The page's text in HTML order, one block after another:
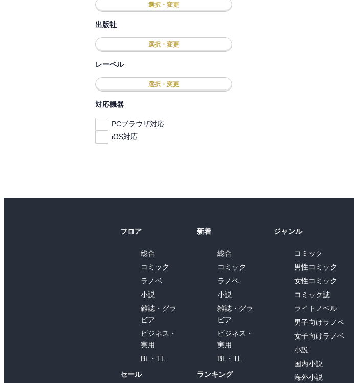
選択・変更
出版社
選択・変更
レーベル
選択・変更
対応機器
PCブラウザ対応
iOS対応
フロア
総合
コミック
ラノベ
小説
雑誌・グラ
ビア
ビジネス・
実用
BL・TL
セール
新着
総合
コミック
ラノベ
小説
雑誌・グラ
ビア
ビジネス・
実用
BL・TL
ランキング
ジャンル
コミック
男性コミック
女性コミック
コミック誌
ライトノベル
男子向けラノベ
女子向けラノベ
小説
国内小説
海外小説